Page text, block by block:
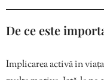
De ce este
Implicarea activă în